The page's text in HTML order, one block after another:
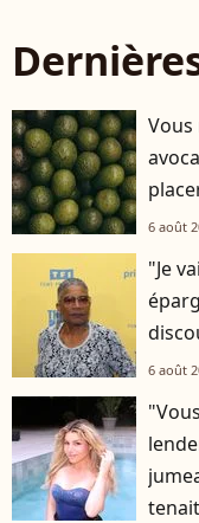
Vous
6 août
"Je
6 août